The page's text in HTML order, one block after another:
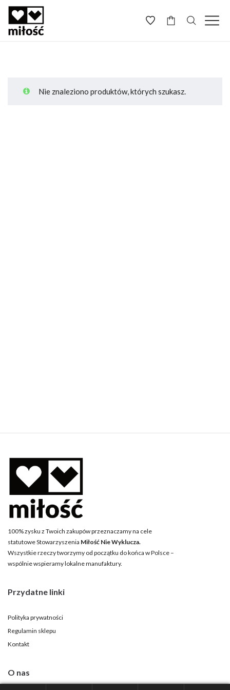
Nie znaleziono produktów, których szukasz.
100% zysku z Twoich zakupów przeznaczamy na cele
statutowe Stowarzyszenia Miłość Nie Wyklucza.
Wszystkie rzeczy tworzymy od początku do końca w Polsce –
wspólnie wspieramy lokalne manufaktury.
Przydatne linki
Polityka prywatności
Regulamin sklepu
Kontakt
O nas